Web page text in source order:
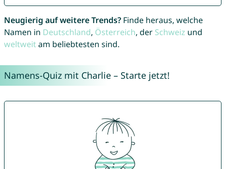
Neugierig auf weitere Trends?Finde heraus, welche
Namen in Deutschland, Österreich, der Schweiz und
weltweitam beliebtesten sind.
Namens-Quiz mit Charlie – Starte jetzt!